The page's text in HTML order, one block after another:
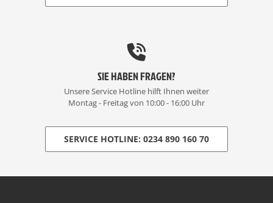
SIE HABEN FRAGEN?
Unsere Service Hotline hilft Ihnen weiter
Montag - Freitag von 10:00 - 16:00 Uhr
SERVICE HOTLINE: 0234 890 160 70